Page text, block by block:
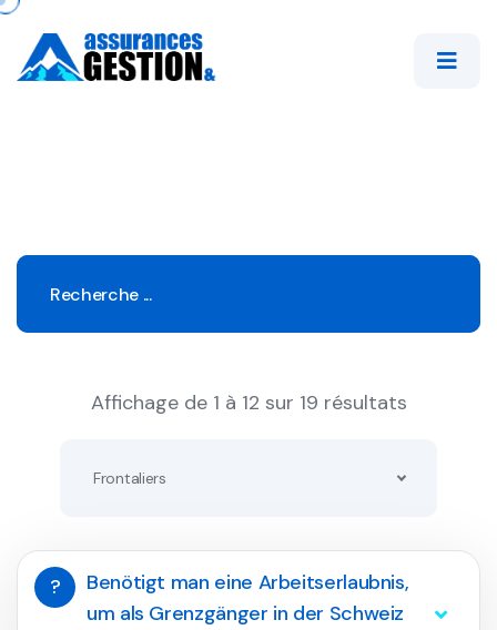
Affichage de 1 à 12 sur 19 résultats
Frontaliers
?
Benötigt man eine Arbeitserlaubnis,
um als Grenzgänger in der Schweiz